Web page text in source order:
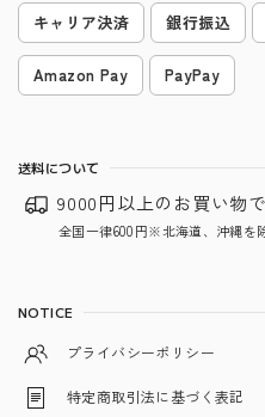
キャリア決済 銀行振込
Amazon Pay PayPay
送料について
9000円以上のお買い物で
全国一律600円※北海道、沖縄を
NOTICE
プライバシーポリシー
特定商取引法に基づく表記